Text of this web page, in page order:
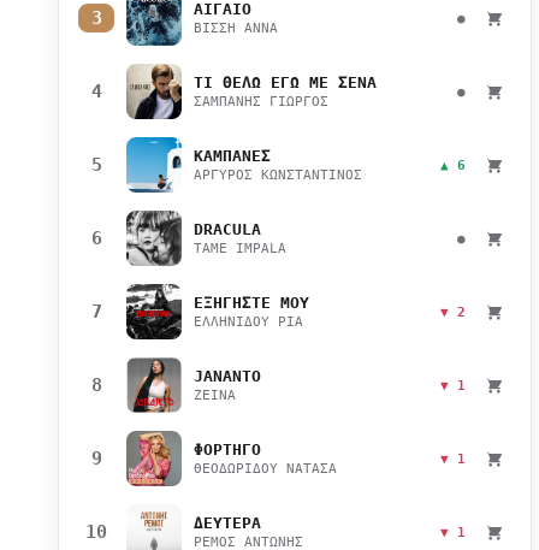
3 ΑΙΓΑΙΟ
ΒΙΣΣΗ ΑΝΝΑ
●
4 ΤΙ ΘΕΛΩ ΕΓΩ ΜΕ ΣΕΝΑ
ΣΑΜΠΑΝΗΣ ΓΙΩΡΓΟΣ
●
5 ΚΑΜΠΑΝΕΣ
ΑΡΓΥΡΟΣ ΚΩΝΣΤΑΝΤΙΝΟΣ
▲ 6
6 DRACULA
TAME IMPALA
●
7 ΕΞΗΓΗΣΤΕ ΜΟΥ
ΕΛΛΗΝΙΔΟΥ ΡΙΑ
▼ 2
8 JANANTO
ZEINA
▼ 1
9 ΦΟΡΤΗΓΟ
ΘΕΟΔΩΡΙΔΟΥ ΝΑΤΑΣΑ
▼ 1
10 ΔΕΥΤΕΡΑ
ΡΕΜΟΣ ΑΝΤΩΝΗΣ
▼ 1